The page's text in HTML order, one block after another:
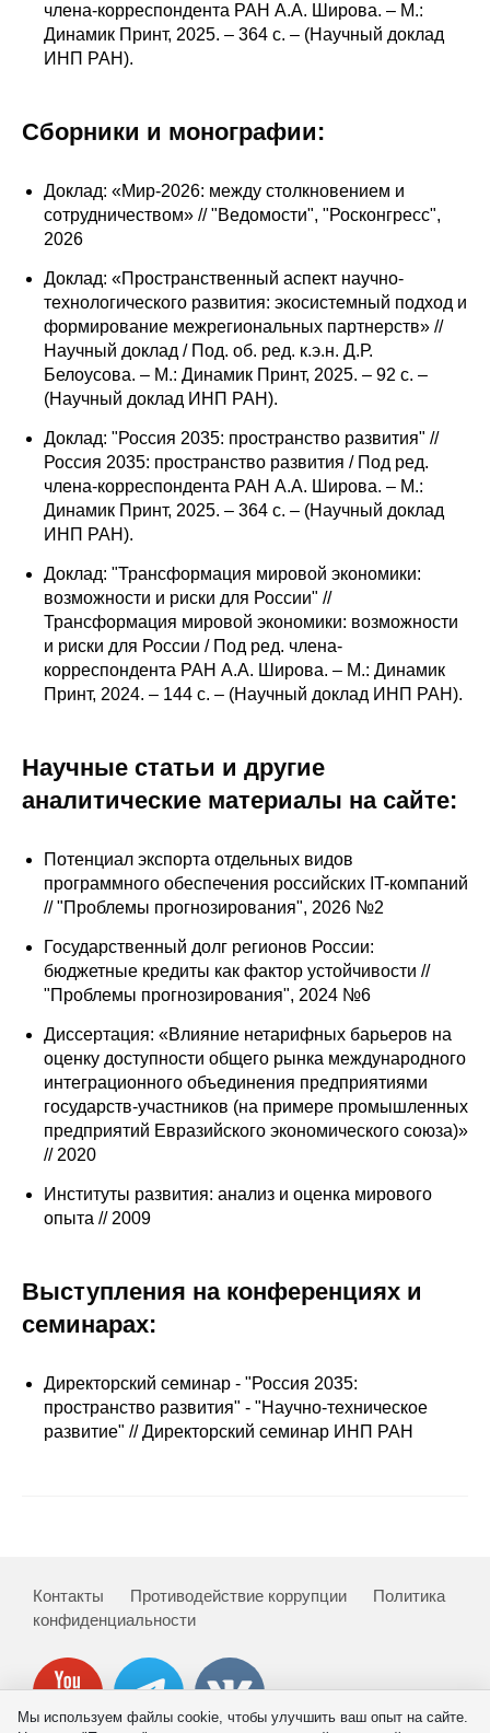
Научные труды
О журнале
Информация для авторов
Общие требования
Стандарты оформления
Семинары
Российско-французский семинар
ЦДУ
Отрасли и регионы
Inforum
Ученый совет
О совете
Квартальный прогноз
Краткосрочный прогноз
Оценка индекса промышленного
производства
Российская Система Климатического
Мониторинга
Центр «Климатическая политика и
Кафедра МАДИ
Аспирантура
Об аспирантуре
Нормативные документы
О совете
члена-корреспондента РАН А.А. Широва. – М.:
Динамик Принт, 2025. – 364 с. – (Научный доклад
ИНП РАН).
Сборники и монографии:
Доклад: «Мир-2026: между столкновением и
сотрудничеством» // "Ведомости", "Росконгресс",
2026
Доклад: «Пространственный аспект научно-
технологического развития: экосистемный подход и
формирование межрегиональных партнерств» //
Научный доклад / Под. об. ред. к.э.н. Д.Р.
Белоусова. – М.: Динамик Принт, 2025. – 92 с. –
(Научный доклад ИНП РАН).
Доклад: "Россия 2035: пространство развития" //
Россия 2035: пространство развития / Под ред.
члена-корреспондента РАН А.А. Широва. – М.:
Динамик Принт, 2025. – 364 с. – (Научный доклад
ИНП РАН).
Доклад: "Трансформация мировой экономики:
возможности и риски для России" //
Трансформация мировой экономики: возможности
и риски для России / Под ред. члена-
корреспондента РАН А.А. Широва. – М.: Динамик
Принт, 2024. – 144 с. – (Научный доклад ИНП РАН).
Научные статьи и другие
аналитические материалы на сайте:
Потенциал экспорта отдельных видов
программного обеспечения российских IT-компаний
// "Проблемы прогнозирования", 2026 №2
Государственный долг регионов России:
бюджетные кредиты как фактор устойчивости //
"Проблемы прогнозирования", 2024 №6
Диссертация: «Влияние нетарифных барьеров на
оценку доступности общего рынка международного
интеграционного объединения предприятиями
государств-участников (на примере промышленных
предприятий Евразийского экономического союза)»
// 2020
Институты развития: анализ и оценка мирового
опыта // 2009
Выступления на конференциях и
семинарах:
Директорский семинар - "Россия 2035:
пространство развития" - "Научно-техническое
развитие" // Директорский семинар ИНП РАН
Контакты Противодействие коррупции
Политика
конфиденциальности
Мы используем файлы cookie, чтобы улучшить ваш опыт на сайте.